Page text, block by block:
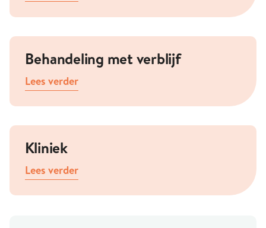
Behandeling met verblijf
Lees verder
Kliniek
Lees verder